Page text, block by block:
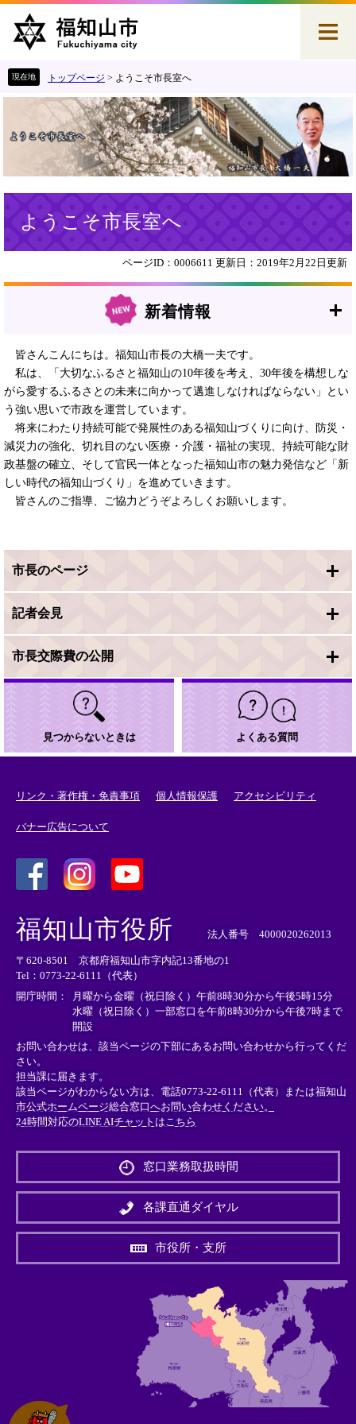
。
て
文
へ
トップページ > ようこそ市長室へ
ようこそ市長室へ
ページID：0006611 更新日：2019年2月22日更新
新着情報
皆さんこんにちは。福知山市長の大橋一夫です。
私は、「大切なふるさと福知山の10年後を考え、30年後を構想しな
がら愛するふるさとの未来に向かって邁進しなければならない」とい
う強い思いで市政を運営しています。
将来にわたり持続可能で発展性のある福知山づくりに向け、防災・
減災力の強化、切れ目のない医療・介護・福祉の実現、持続可能な財
政基盤の確立、そして官民一体となった福知山市の魅力発信など「新
しい時代の福知山づくり」を進めていきます。
皆さんのご指導、ご協力どうぞよろしくお願いします。
市長のページ
記者会見
市長交際費の公開
見つからないときは よくある質問
リンク・著作権・免責事項 個人情報保護 アクセシビリティ
バナー広告について
外
部
リ
ン
ク
＞
外
リ
ン
ク
＞
外
部
ン
ク
＞
福知山市役所 法人番号 4000020262013
〒620-8501 京都府福知山市字内記13番地の1
Tel：0773-22-6111（代表）
開庁時間：
月曜から金曜（祝日除く）午前8時30分から午後5時15分
水曜（祝日除く）一部窓口を午前8時30分から午後7時まで
開設
お問い合わせは、該当ページの下部にあるお問い合わせから行ってくだ
さい。
担当課に届きます。
該当ページがわからない方は、電話0773-22-6111（代表）または福知山
市公式ホームページ総合窓口へお問い合わせください。
24時間対応のLINE AIチャットはこちら
外
リ
ン
＞
窓口業務取扱時間
各課直通ダイヤル
市役所・支所